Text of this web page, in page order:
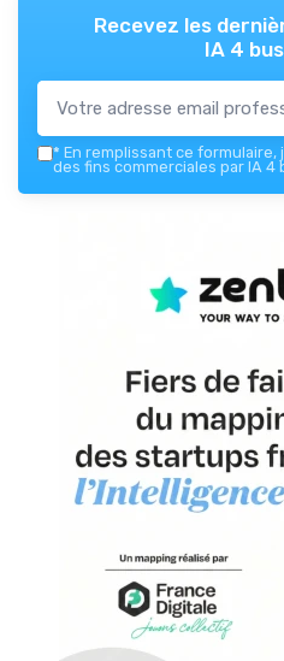
Recevez les
IA 4
* En remplissant ce formulaire,
des fins commerciales par IA 4